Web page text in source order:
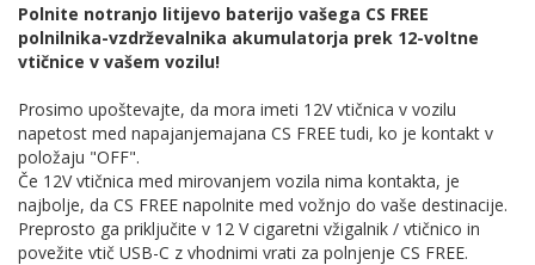
Polnite notranjo litijevo baterijo vašega CS FREE
polnilnika-vzdrževalnika akumulatorja prek 12-voltne
vtičnice v vašem vozilu!
Prosimo upoštevajte, da mora imeti 12V vtičnica v vozilu
napetost med napajanjemajana CS FREE tudi, ko je kontakt v
položaju "OFF".
Če 12V vtičnica med mirovanjem vozila nima kontakta, je
najbolje, da CS FREE napolnite med vožnjo do vaše destinacije.
Preprosto ga priključite v 12 V cigaretni vžigalnik / vtičnico in
povežite vtič USB-C z vhodnimi vrati za polnjenje CS FREE.